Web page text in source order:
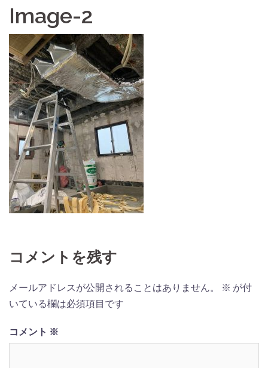
Image-2
コメントを残す
メールアドレスが公開されることはありません。 ※ が付
いている欄は必須項目です
コメント ※